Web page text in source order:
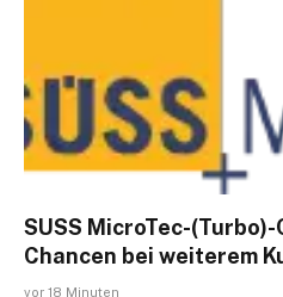
SUSS MicroTec-
Chancen bei weiterem
vor 18 Minuten